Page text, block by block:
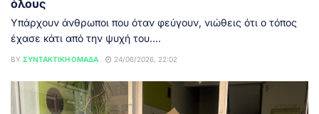
όλους
Υπάρχουν άνθρωποι που όταν φεύγουν, νιώθεις ότι ο τόπος
έχασε κάτι από την ψυχή του....
BY ΣΥΝΤΑΚΤΙΚΉ ΟΜΆΔΑ 24/06/2026, 22:02